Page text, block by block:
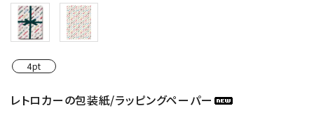
4pt
レトロカーの包装紙/ラッピングペーパー